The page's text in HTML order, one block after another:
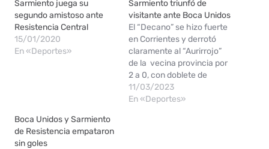
Sarmiento juega su
segundo amistoso ante
Resistencia Central
15/01/2020
En «Deportes»
Sarmiento triunfó de
visitante ante Boca Unidos
El “Decano” se hizo fuerte
en Corrientes y derrotó
claramente al “Aurirrojo”
de la vecina provincia por
2 a 0, con doblete de
Franco Olego. La solidez
defensiva y la efectividad
11/03/2023
En «Deportes»
Boca Unidos y Sarmiento
de Resistencia empataron
sin goles